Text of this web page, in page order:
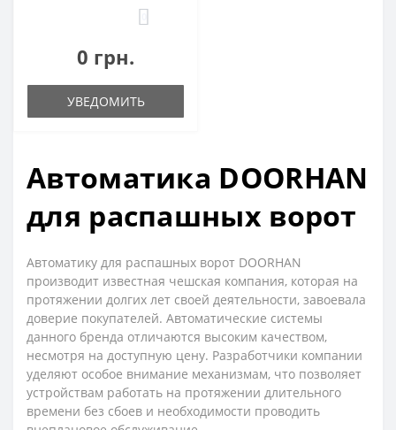
0 грн.
УВЕДОМИТЬ
Автоматика DOORHAN
для распашных ворот
Автоматику для распашных ворот DOORHAN
производит известная чешская компания, которая на
протяжении долгих лет своей деятельности, завоевала
доверие покупателей. Автоматические системы
данного бренда отличаются высоким качеством,
несмотря на доступную цену. Разработчики компании
уделяют особое внимание механизмам, что позволяет
устройствам работать на протяжении длительного
времени без сбоев и необходимости проводить